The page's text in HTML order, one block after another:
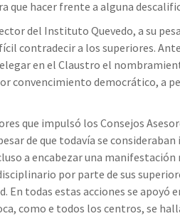
que hacer frente a alguna
del Instituto Quevedo, a su
contradecir a los superiores.
en el Claustro el
convencimiento democrático, a
que impulsó los Consejos
de que todavía se
a encabezar una
por parte de sus
En todas estas acciones se apoyó
como e todos los centros, se